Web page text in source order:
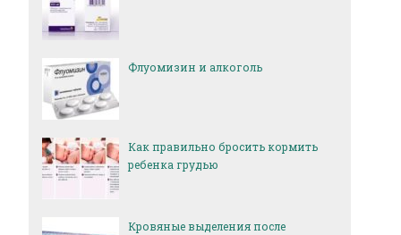
Флуомизин и алкоголь
Как правильно бросить кормить
ребенка грудью
Кровяные выделения после